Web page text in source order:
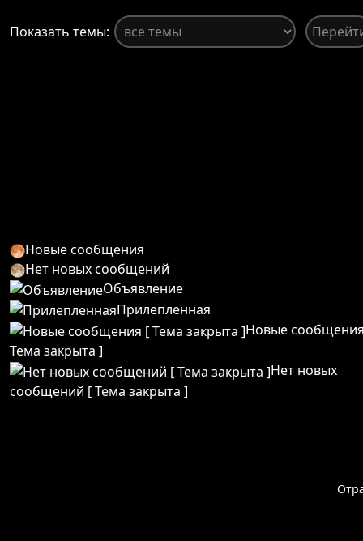
Показать темы:
Новые сообщения
Нет новых сообщений
Объявление
Прилепленная
Новые
Тема закрыта ]
Нет новых
сообщений [ Тема закрыта ]